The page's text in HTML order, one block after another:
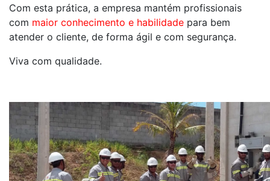
Com esta prática, a empresa mantém profissionais
com maior conhecimento e habilidade para bem
atender o cliente, de forma ágil e com segurança.
Viva com qualidade.